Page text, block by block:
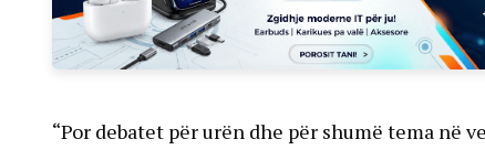
“Por debatet për urën dhe për shumë tema